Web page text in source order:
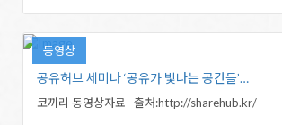
동영상
공유허브 세미나 ‘공유가 빛나는 공간들’…
코끼리 동영상자료 출처:http://sharehub.kr/